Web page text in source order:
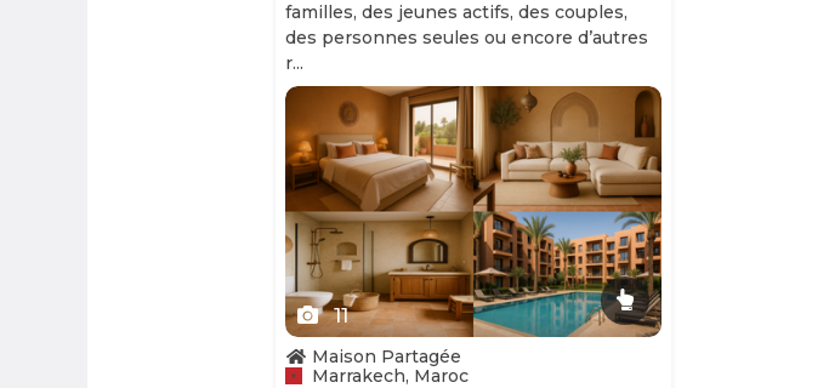
familles, des jeunes actifs, des couples,
des personnes seules ou encore d’autres
r...
Slide 1 of 11
11
Maison Partagée
Marrakech, Maroc